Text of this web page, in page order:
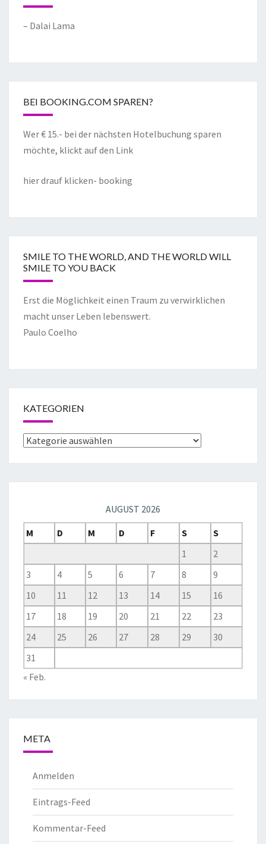
– Dalai Lama
BEI BOOKING.COM SPAREN?
Wer € 15.- bei der nächsten Hotelbuchung sparen
möchte, klickt auf den Link
hier drauf klicken- booking
SMILE TO THE WORLD, AND THE WORLD WILL
SMILE TO YOU BACK
Erst die Möglichkeit einen Traum zu verwirklichen
macht unser Leben lebenswert.
Paulo Coelho
KATEGORIEN
AUGUST 2026
M
D M D F S
S
1
2
3
4 5 6 7 8
9
10
11 12 13 14 15
16
17
18 19 20 21 22
23
24
25 26 27 28 29
30
31
« Feb.
META
Anmelden
Eintrags-Feed
Kommentar-Feed